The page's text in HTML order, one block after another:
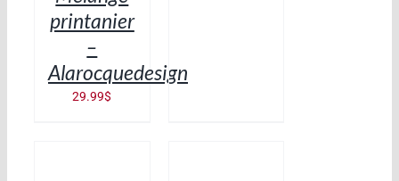
printanier
–
Alarocquedesign
29.99$